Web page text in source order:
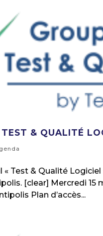
& QUALITÉ
Test & Qualité Logiciel
[clear] Mercredi 15
Plan d’accès...